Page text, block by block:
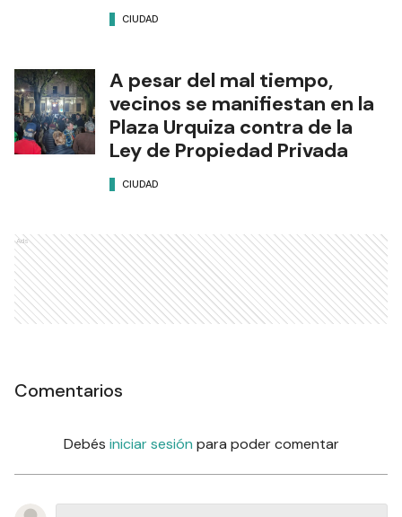
CIUDAD
A pesar del mal tiempo,
vecinos se manifiestan en la
Plaza Urquiza contra de la
Ley de Propiedad Privada
CIUDAD
Ads
Comentarios
Debés iniciar sesión para poder comentar